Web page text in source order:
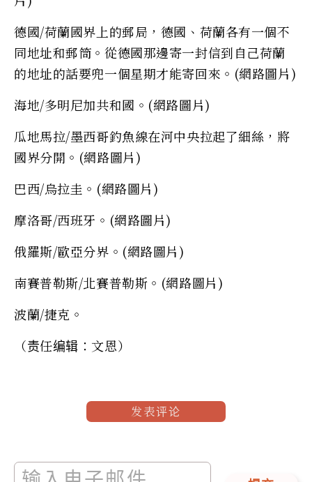
德國/荷蘭國界上的郵局，德國、荷蘭各有一個不
同地址和郵筒。從德國那邊寄一封信到自己荷蘭
的地址的話要兜一個星期才能寄回來。(網路圖片)
海地/多明尼加共和國。(網路圖片)
瓜地馬拉/墨西哥釣魚線在河中央拉起了細絲，將
國界分開。(網路圖片)
巴西/烏拉圭。(網路圖片)
摩洛哥/西班牙。(網路圖片)
俄羅斯/歐亞分界。(網路圖片)
南賽普勒斯/北賽普勒斯。(網路圖片)
波蘭/捷克。
（责任编辑：文恩）
发表评论